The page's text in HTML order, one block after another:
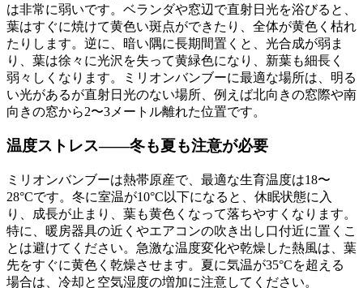
は非常に弱いです。ベランダや窓辺で直射日光を浴びると、
葉はすぐに焼けて黄色い斑点ができたり、全体が黄色く枯れ
たりします。逆に、暗い隅に長期間置くと、光合成が弱ま
り、葉は徐々に光沢を失って黄緑色になり、新葉も細長く
弱々しくなります。ミリオンバンブーに最適な場所は、明る
い光があるが直射日光のない場所、例えば北向きの窓際や南
向きの窓から2〜3メートル離れた位置です。
温度ストレス——冬も夏も注意が必要
ミリオンバンブーは熱帯原産で、最適な生育温度は18〜
28°Cです。冬に室温が10°C以下になると、休眠状態に入
り、成長が止まり、葉も黄色くなって落ちやすくなります。
特に、暖房器具の近くやエアコンの吹き出し口付近に置くこ
とは避けてください。急激な温度変化や乾燥した熱風は、葉
先をすぐに黄色く乾燥させます。夏に気温が35°Cを超える
場合は、冷却と空気湿度の増加に注意してください。